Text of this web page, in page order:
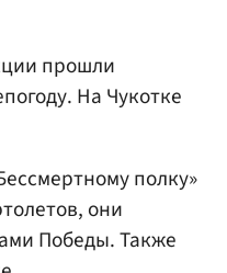
прошли
На Чукотке
полку»
они
Победы. Также